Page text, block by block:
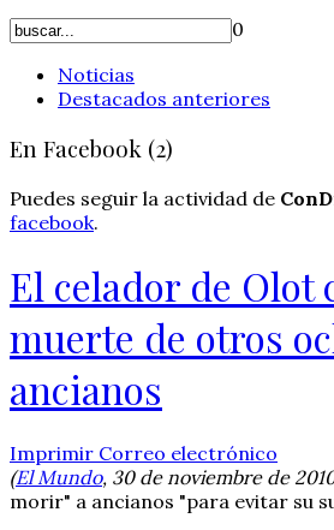
0
Noticias
Destacados anteriores
En Facebook (2)
Puedes seguir la actividad de
facebook.
El celador de Olot
muerte de otros
ancianos
Imprimir Correo electrónico
(El Mundo, 30 de noviembre de
morir" a ancianos "para evitar su